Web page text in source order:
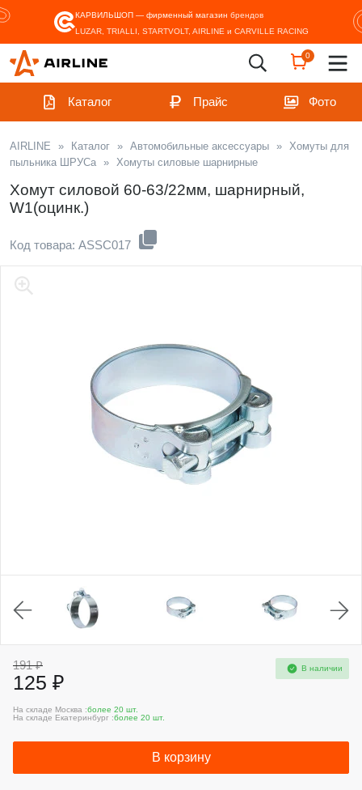
КАРВИЛЬШОП — фирменный магазин брендов
LUZAR, TRIALLI, STARTVOLT, AIRLINE и CARVILLE RACING
0
Каталог Прайс Фото
AIRLINE » Каталог » Автомобильные аксессуары » Хомуты для
пыльника ШРУСа » Хомуты силовые шарнирные
Хомут силовой 60-63/22мм, шарнирный,
W1(оцинк.)
Код товара: ASSC017
191 ₽
125 ₽
В наличии
На складе Москва :более 20 шт.
На складе Екатеринбург :более 20 шт.
В корзину